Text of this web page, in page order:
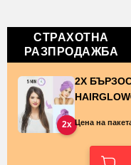
СТРАХОТНА
РАЗПРОДАЖБА
2x
2X
Цена на